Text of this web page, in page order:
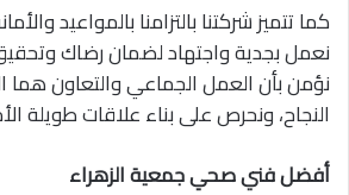
كما تتميز شركتنا بالتزامنا بالمواعيد
نعمل بجدية واجتهاد لضمان رضاك
نؤمن بأن العمل الجماعي والتعاون هما
النجاح، ونحرص على بناء علاقات طويلة
أفضل فني صحي جمعية الزهراء